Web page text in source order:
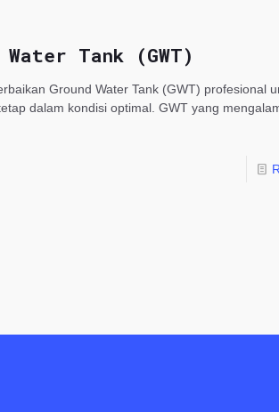
Tank (GWT)
Ground Water Tank (GWT) profesional
dalam kondisi optimal. GWT yang